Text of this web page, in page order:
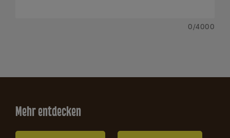
0 /4000
Mehr entdecken